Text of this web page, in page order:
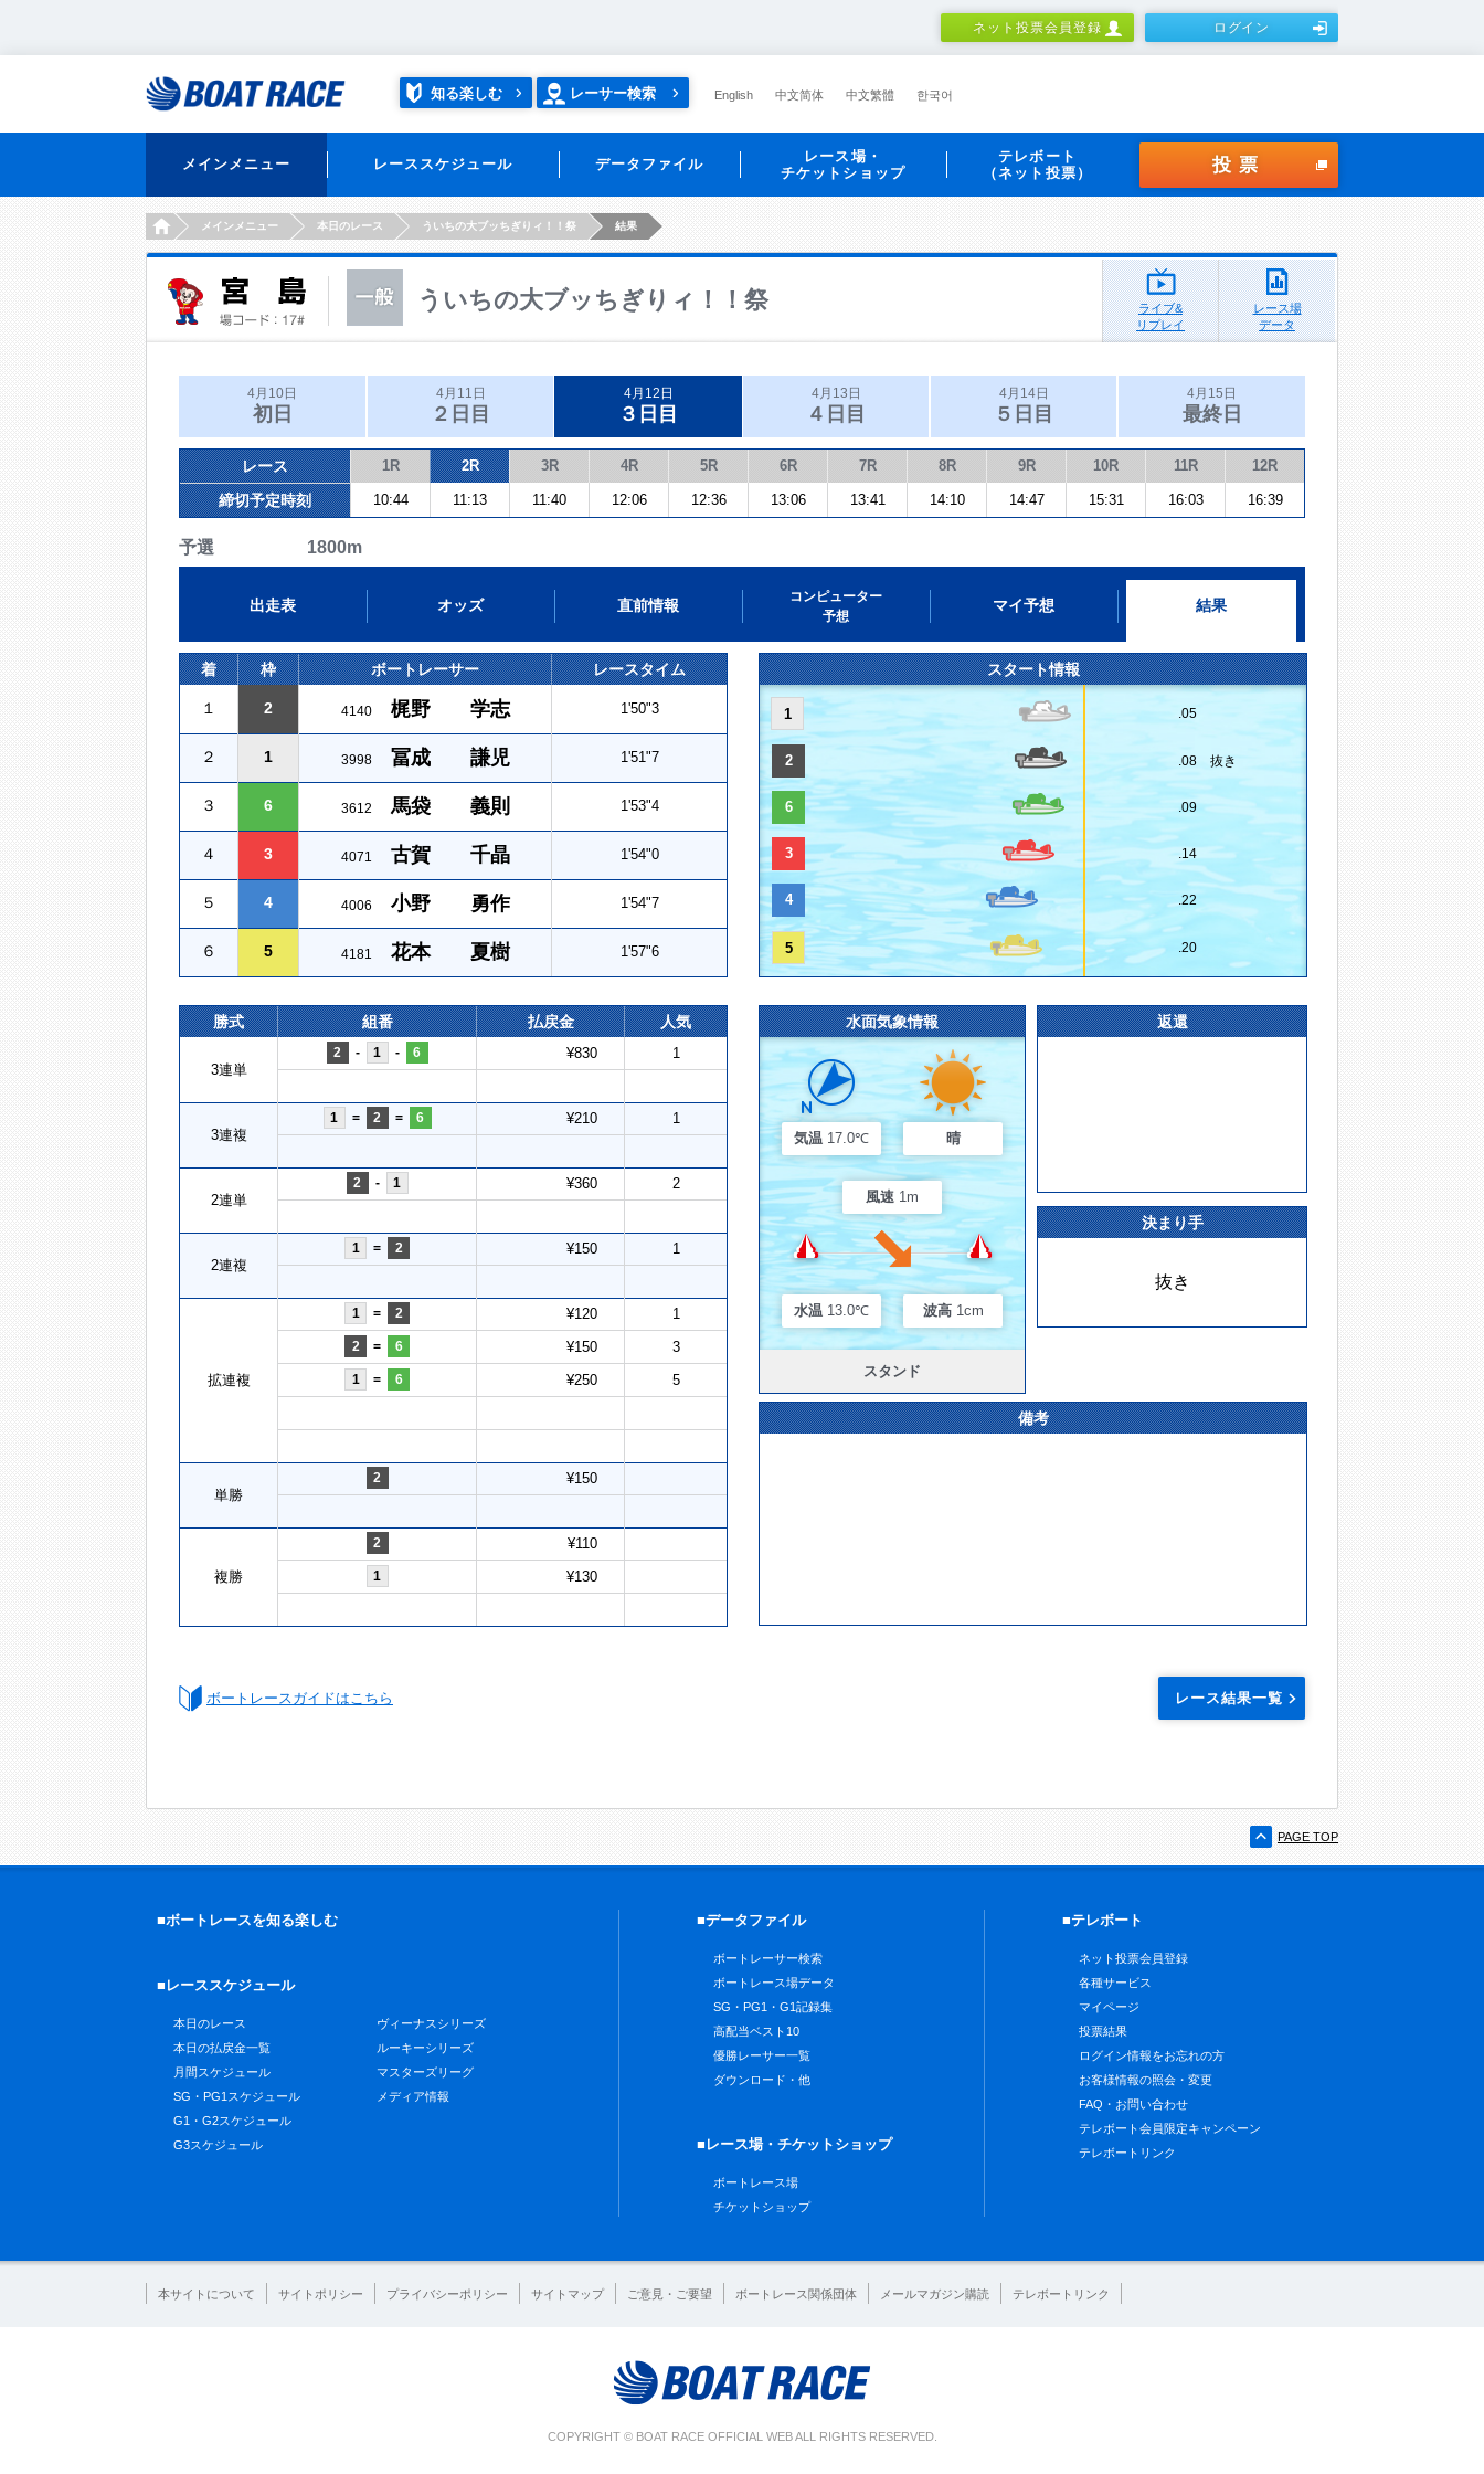
ネット投票会員登録 ログイン
知る楽しむ レーサー検索 English 中文简体 中文繁體 한국어
メインメニュー レーススケジュール データファイル
レース場・
チケットショップ
テレボート
（ネット投票）
投票
HOMEメインメニュー 本日のレース ういちの大ブッちぎりィ！！祭 結果
ういちの大ブッちぎりィ！！祭
ライブ&
リプレイ
レース場
データ
4月10日
初日
4月11日
２日目
4月12日
３日目
4月13日
４日目
4月14日
５日目
4月15日
最終日
レース 1R 2R 3R 4R 5R 6R 7R 8R 9R 10R 11R 12R
締切予定時刻 10:44 11:13 11:40 12:06 12:36 13:06 13:41 14:10 14:47 15:31 16:03 16:39
予選 1800m
出走表 オッズ 直前情報
コンピューター
予想
マイ予想 結果
着 枠 ボートレーサー レースタイム
１ 2 4140 梶野 学志 1'50"3
２ 1 3998 冨成 謙児 1'51"7
３ 6 3612 馬袋 義則 1'53"4
４ 3 4071 古賀 千晶 1'54"0
５ 4 4006 小野 勇作 1'54"7
６ 5 4181 花本 夏樹 1'57"6
スタート情報
1 .05
2 .08 抜き
6 .09
3 .14
4 .22
5 .20
勝式 組番 払戻金 人気
3連単
2 - 1 - 6 ¥830 1
3連複
1 = 2 = 6 ¥210 1
2連単
2 - 1 ¥360 2
2連複
1 = 2 ¥150 1
拡連複
1 = 2 ¥120 1
2 = 6 ¥150 3
1 = 6 ¥250 5
単勝
2 ¥150
複勝
2 ¥110
1 ¥130
水面気象情報
気温 17.0℃ 晴
風速 1m
水温 13.0℃ 波高 1cm
スタンド
返還
決まり手
抜き
備考
ボートレースガイドはこちら レース結果一覧
PAGE TOP
■ボートレースを知る楽しむ
■レーススケジュール
本日のレース
本日の払戻金一覧
月間スケジュール
SG・PG1スケジュール
G1・G2スケジュール
G3スケジュール
ヴィーナスシリーズ
ルーキーシリーズ
マスターズリーグ
メディア情報
■データファイル
ボートレーサー検索
ボートレース場データ
SG・PG1・G1記録集
高配当ベスト10
優勝レーサー一覧
ダウンロード・他
■レース場・チケットショップ
ボートレース場
チケットショップ
■テレボート
ネット投票会員登録
各種サービス
マイページ
投票結果
ログイン情報をお忘れの方
お客様情報の照会・変更
FAQ・お問い合わせ
テレボート会員限定キャンペーン
テレボートリンク
本サイトについて サイトポリシー プライバシーポリシー サイトマップ ご意見・ご要望 ボートレース関係団体 メールマガジン購読 テレボートリンク
COPYRIGHT © BOAT RACE OFFICIAL WEB ALL RIGHTS RESERVED.